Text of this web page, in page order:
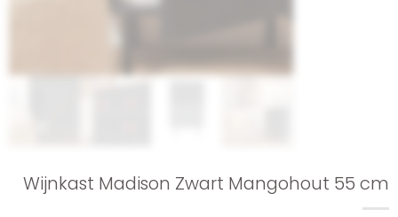
Wijnkast Madison Zwart Mangohout 55 cm